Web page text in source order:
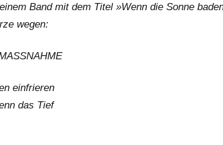
Band mit dem Titel »Wenn die Sonne
wegen:
einfrieren
das Tief